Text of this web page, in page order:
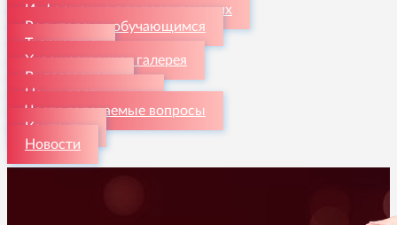
Информация для поступающих
Родителям и обучающимся
Творчество
Художественная галерея
Видеогалерея
Наши достижения
Часто задаваемые вопросы
Контакты
Новости